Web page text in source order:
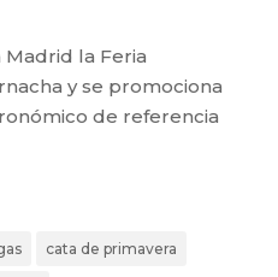
la Feria
y se promociona
de referencia
cata de primavera